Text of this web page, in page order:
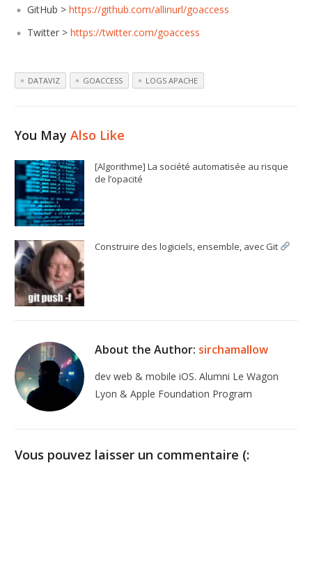
GitHub >https://github.com/allinurl/goaccess
Twitter >https://twitter.com/goaccess
DATAVIZ GOACCESS LOGS APACHE
You MayAlso Like
[Algorithme] La société automatisée au risque
de l’opacité
Construire des logiciels, ensemble, avec Git
About the Author: sirchamallow
dev web & mobile iOS. Alumni Le Wagon
Lyon & Apple Foundation Program
Vous pouvez laisser un commentaire (: